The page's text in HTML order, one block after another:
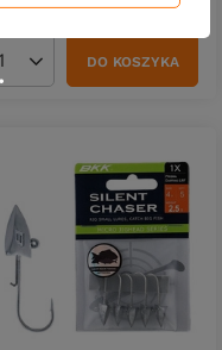
Ilość produktówDO KOSZYKA